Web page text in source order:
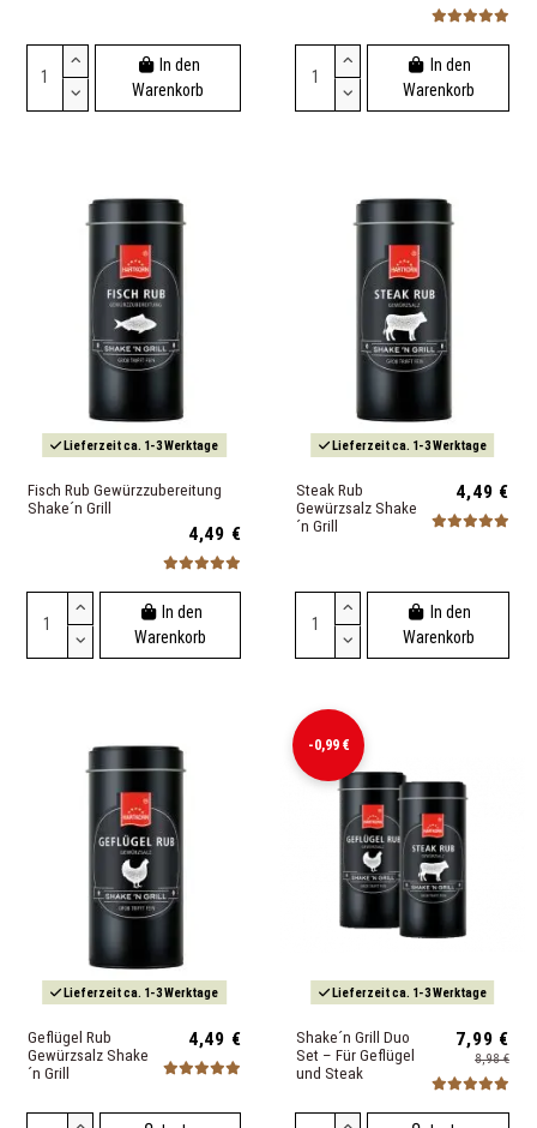
In den
Warenkorb
In den
Warenkorb
Lieferzeit ca. 1-3 Werktage
Fisch Rub Gewürzzubereitung
Shake´n Grill
4,49 €
In den
Warenkorb
Lieferzeit ca. 1-3 Werktage
Steak Rub
Gewürzsalz Shake
´n Grill
4,49 €
In den
Warenkorb
Lieferzeit ca. 1-3 Werktage
Geflügel Rub
Gewürzsalz Shake
´n Grill
4,49 €
-0,99 €
Lieferzeit ca. 1-3 Werktage
Shake´n Grill Duo
Set – Für Geflügel
und Steak
7,99 €
8,98 €